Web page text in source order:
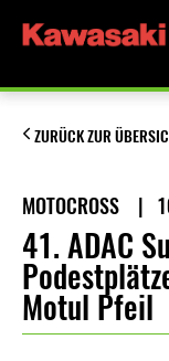
ZURÜCK ZUR
MOTOCROSS |
41. ADAC
Motul Pfeil